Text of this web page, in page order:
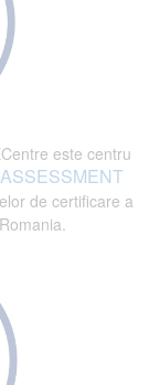
este centru
de certificare a